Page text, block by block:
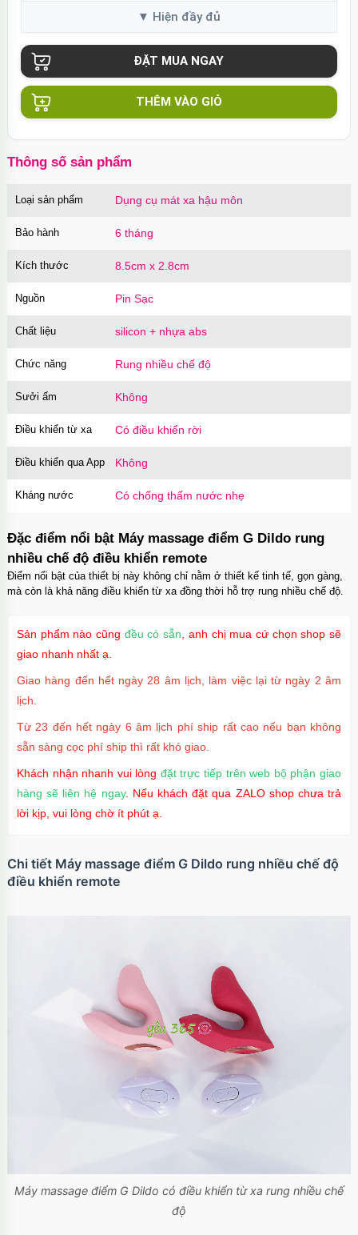
Bao cao su EROS Super Dotted gai nổi tăng
MãBES01trị giá80.000₫
Bao cao su Sure DongKuk Ultra Thin siêu
mỏng chân thật Hàn Quốc
Bao cao su Sure Dongkuk Dotted 10 chiếc gai
MãBSD10 60.000₫
trong suốt
OPC16PR
Case trong suốt
suốt tối giản
MãOP16MXtrị giá70.000₫
chống sốc
OP16Pr trị giá
Ốp lưng iPhone 16 TPU Space trong suốt tối
MãOP16trị giá 70.000₫
Ốp lưng MagSafe iPhone 17 Air Clear Case
Ốp lưng iPhone 17 Pro Clear Case Magnetic
THÊM VÀO GIỎ
Thông số sản phẩm
Loại sản phẩm Dụng cụ mát xa hậu môn
Bảo hành 6 tháng
Kích thước 8.5cm x 2.8cm
Nguồn Pin Sạc
Chất liệu silicon + nhựa abs
Chức năng Rung nhiều chế độ
Sưởi ấm Không
Điều khiển từ xa Có điều khiển rời
Điều khiển qua App Không
Kháng nước Có chống thấm nước nhẹ
Đặc điểm nổi bật Máy massage điểm G Dildo rung
nhiều chế độ điều khiển remote
Điểm nổi bật của thiết bị này không chỉ nằm ở thiết kế tinh tế, gọn gàng,
mà còn là khả năng điều khiển từ xa đồng thời hỗ trợ rung nhiều chế độ.
Sản phẩm nào cũng đều có sẵn , anh chị mua cứ chọn shop sẽ
giao nhanh nhất ạ.
Giao hàng đến hết ngày 28 âm lịch, làm việc lại từ ngày 2 âm
lịch.
Từ 23 đến hết ngày 6 âm lịch phí ship rất cao nếu bạn không
sẵn sàng cọc phí ship thì rất khó giao.
Khách nhận nhanh vui lòng đặt trực tiếp trên web bộ phận giao
hàng sẽ liên hệ ngay. Nếu khách đặt qua ZALO shop chưa trả
lời kịp, vui lòng chờ ít phút ạ.
Chi tiết Máy massage điểm G Dildo rung nhiều chế độ
điều khiển remote
Máy massage điểm G Dildo có điều khiển từ xa rung nhiều chế
độ